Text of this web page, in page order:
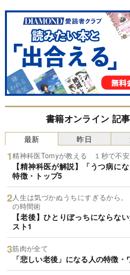
書籍オンライン 記
最新
精神科医Tomyが教える １秒で不
【精神科医が解説】「うつ病に
特徴・トップ5
人生は気づかぬうちにすぎるから
の時間術
【老後】ひとりぼっちにならな
スト1
筋肉が全て
「悲しい老後」になる人の特徴・
昨日